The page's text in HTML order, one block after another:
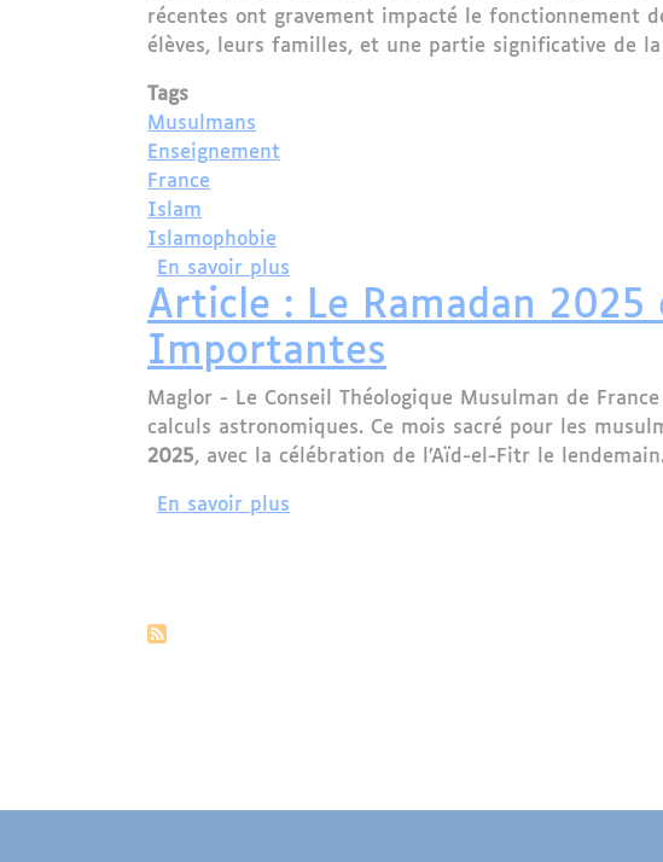
récentes ont gravement impacté le fonctionnement
élèves, leurs familles, et une partie significative de
Tags
Musulmans
Enseignement
France
Islam
Islamophobie
En savoir plus
Article : Le Ramadan
Importantes
Maglor - Le Conseil Théologique Musulman de
calculs astronomiques. Ce mois sacré pour les
2025, avec la célébration de l’Aïd-el-Fitr le
En savoir plus